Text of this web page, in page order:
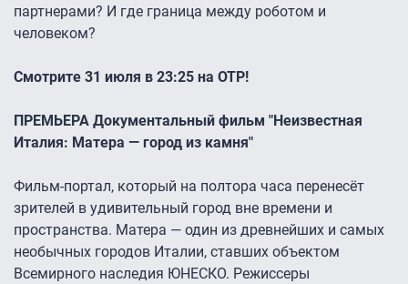
партнерами? И где граница между роботом и
человеком?
Смотрите 31 июля в 23:25 на ОТР!
ПРЕМЬЕРА Документальный фильм "Неизвестная
Италия: Матера — город из камня"
Фильм-портал, который на полтора часа перенесёт
зрителей в удивительный город вне времени и
пространства. Матера — один из древнейших и самых
необычных городов Италии, ставших объектом
Всемирного наследия ЮНЕСКО. Режиссеры